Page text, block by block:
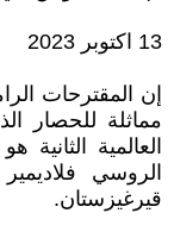
13 اكتوبر 2023
إن المقترحات
مماثلة للحصار
العالمية
الروسي
قيرغيزستان.